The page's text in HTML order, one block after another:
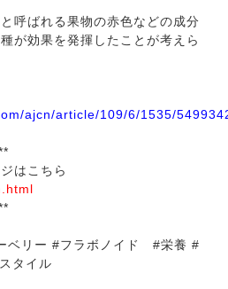
呼ばれる果物の赤色などの成分
が効果を発揮したことが考えら
ajcn/article/109/6/1535/
はこちら
ベリー #フラボノイド #栄養 #
タイル